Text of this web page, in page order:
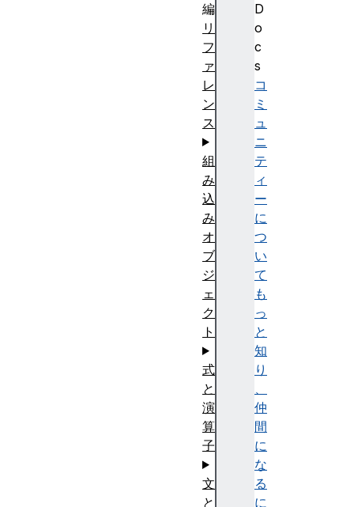
D
o
c
s
コ
ミ
ュ
ニ
テ
ィ
ー
に
つ
い
て
も
っ
と
知
り
、
仲
間
に
な
る
に
編
リ
フ
ァ
レ
ン
ス
組
み
込
み
オ
ブ
ジ
ェ
ク
ト
式
と
演
算
子
文
と